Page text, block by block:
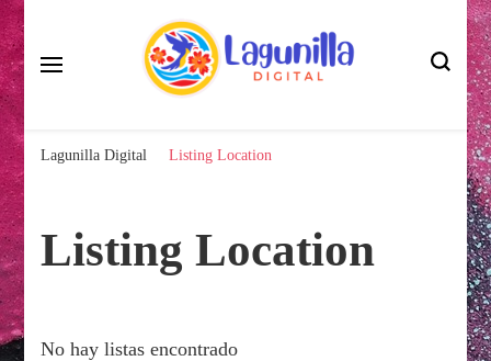
Lagunilla Digital Listing Location
Listing Location
No hay listas encontrado